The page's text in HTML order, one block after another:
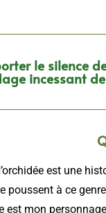
le silence
incessant
est une
poussent à ce
est mon